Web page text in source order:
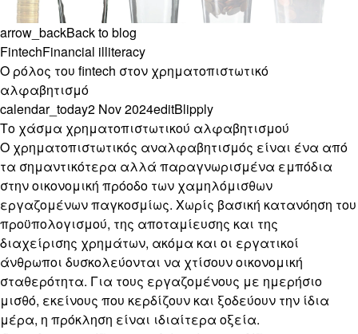
arrow_backBack to blog
FintechFinancial illiteracy
Ο ρόλος του fintech στον χρηματοπιστωτικό
αλφαβητισμό
calendar_today2 Nov 2024editBlipply
Το χάσμα χρηματοπιστωτικού αλφαβητισμού
Ο χρηματοπιστωτικός αναλφαβητισμός είναι ένα από
τα σημαντικότερα αλλά παραγνωρισμένα εμπόδια
στην οικονομική πρόοδο των χαμηλόμισθων
εργαζομένων παγκοσμίως. Χωρίς βασική κατανόηση του
προϋπολογισμού, της αποταμίευσης και της
διαχείρισης χρημάτων, ακόμα και οι εργατικοί
άνθρωποι δυσκολεύονται να χτίσουν οικονομική
σταθερότητα. Για τους εργαζομένους με ημερήσιο
μισθό, εκείνους που κερδίζουν και ξοδεύουν την ίδια
μέρα, η πρόκληση είναι ιδιαίτερα οξεία.